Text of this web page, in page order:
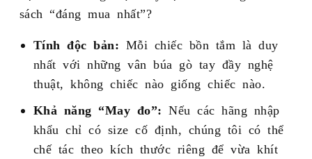
sách “đáng mua nhất”?
Tính độc bản: Mỗi chiếc bồn tắm là duy
nhất với những vân búa gò tay đầy nghệ
thuật, không chiếc nào giống chiếc nào.
Khả năng “May đo”: Nếu các hãng nhập
khẩu chỉ có size cố định, chúng tôi có thể
chế tác theo kích thước riêng để vừa khít